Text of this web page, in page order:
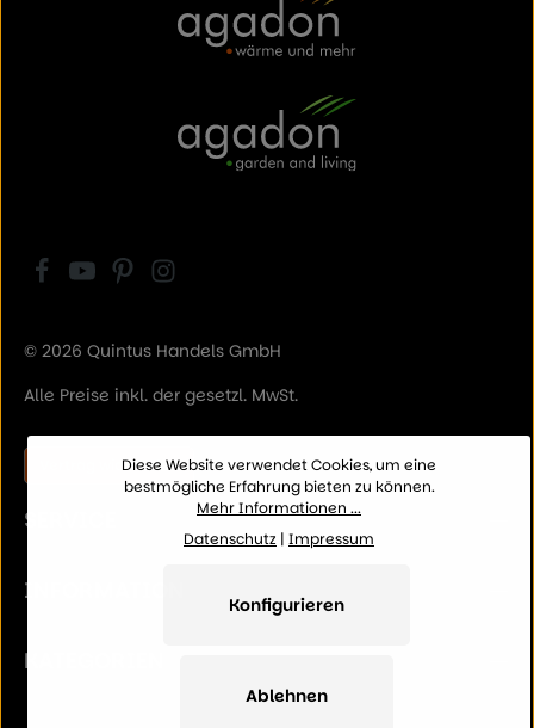
© 2026 Quintus Handels GmbH
Alle Preise inkl. der gesetzl. MwSt.
Vertrag widerrufen
SERVICE
INFORMATION
KATEGORIEN
Diese Website verwendet Cookies, um eine
bestmögliche Erfahrung bieten zu können.
Mehr Informationen ...
Datenschutz | Impressum
Ablehnen
Konfigurieren